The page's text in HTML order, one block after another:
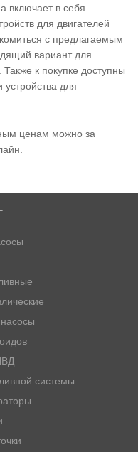
включает в себя
для двигателей
с предлагаемым
вариант для
к покупке доступны
для
ценам можно за
системы